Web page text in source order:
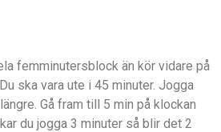
femminutersblock än kör vidare på
ska vara ute i 45 minuter. Jogga
Gå fram till 5 min på klockan
du jogga 3 minuter så blir det 2